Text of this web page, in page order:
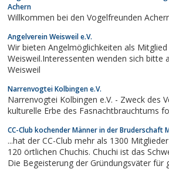
Achern
Willkommen bei den Vogelfreunden
Angelverein Weisweil e.V.
Wir bieten Angelmöglichkeiten als
Weisweil.Interessenten wenden sich bitte
Weisweil
Narrenvogtei Kolbingen e.V.
Narrenvogtei Kolbingen e.V. - Zweck des
kulturelle Erbe des Fasnachtbrauchtums
CC-Club kochender Männer in der Bruderschaft
...hat der CC-Club mehr als 1300
120 örtlichen Chuchis. Chuchi ist das
Die Begeisterung der Gründungsväter für